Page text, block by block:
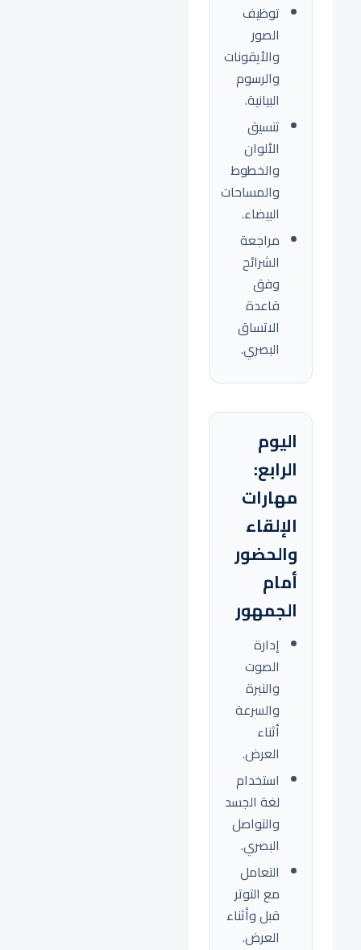
توظيف
الصور
والأيقونات
والرسوم
البيانية.
تنسيق
الألوان
والخطوط
والمساحات
البيضاء.
مراجعة
الشرائح
وفق
قاعدة
الاتساق
البصري.
اليوم
الرابع:
مهارات
الإلقاء
والحضور
أمام
الجمهور
إدارة
الصوت
والنبرة
والسرعة
أثناء
العرض.
استخدام
لغة الجسد
والتواصل
البصري.
التعامل
مع التوتر
قبل وأثناء
العرض.